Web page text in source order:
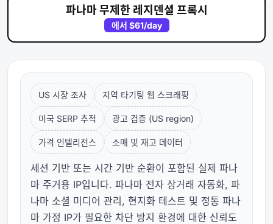
파나마 무제한 레지덴셜 프록시
에서 $61/day
US 시장 조사 지역 타기팅 웹 스크래핑
미국 SERP 추적 광고 검증 (US region)
가격 인텔리전스 소매 및 재고 데이터
세션 기반 또는 시간 기반 순환이 포함된 실제 파나
마 주거용 IP입니다. 파나마 전자 상거래 자동화, 파
나마 소셜 미디어 관리, 현지화 테스트 및 정통 파나
마 가정 IP가 필요한 차단 방지 환경에 대한 신뢰도